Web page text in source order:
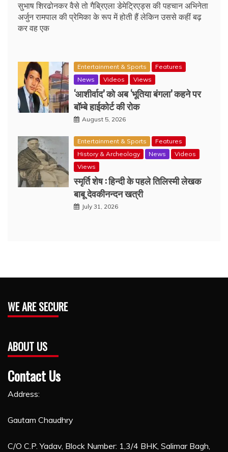
सुभाष शिरढोनकर वैसे तो गैब्रिएला डेमेट्रिएड्स की पहचान अभिनेता
अर्जुन रामपाल की प्रेमिका के रूप में होती हैं लेकिन उससे कहीं बढ़
कर वह एक
Entertainment & Sports
Features
News
Videos Views
‘आशीर्वाद’ को अब ‘भूतिया बंगला’ कहने पर
बॉम्बे हाईकोर्ट की रोक
August 5, 2026
Entertainment & Sports
Features
History & Archeology
News
Videos
Views
स्मृर्ति शेष : हिन्दी के पहले तिलिस्मी लेखक
बाबू देवकीनन्दन खत्री
July 31, 2026
WE ARE SECURE
ABOUT US
Contact Us
Address:
Gautam Chaudhry
C/O C.P. Yadav, Block Number: 1,3/4 BHK, Salimar Bagh,